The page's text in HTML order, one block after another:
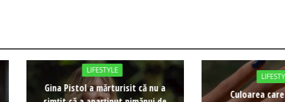
LIFESTYLE
Gina Pistol a mărturisit că nu a
Culoarea